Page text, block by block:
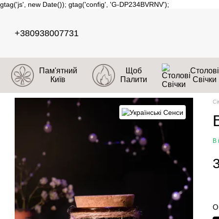
gtag('js', new Date()); gtag('config', 'G-DP234BVRNV');
+380938007731
Пам'ятний
Київ
Щоб
Палити
Столові
Свічки
В